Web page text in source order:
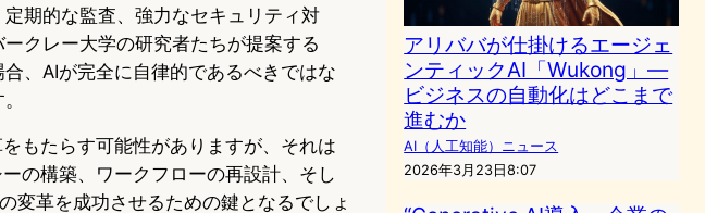
期的な監査、強力なセキュリティ対
クレー大学の研究者たちが提案する
、AIが完全に自律的であるべきではな
もたらす可能性がありますが、それは
の構築、ワークフローの再設計、そし
変革を成功させるための鍵となるでしょ
アリババが仕掛けるエージェ
ンティックAI「Wukong」―
ビジネスの自動化はどこまで
進むか
AI（人工知能）ニュース
2026年3月23日8:07